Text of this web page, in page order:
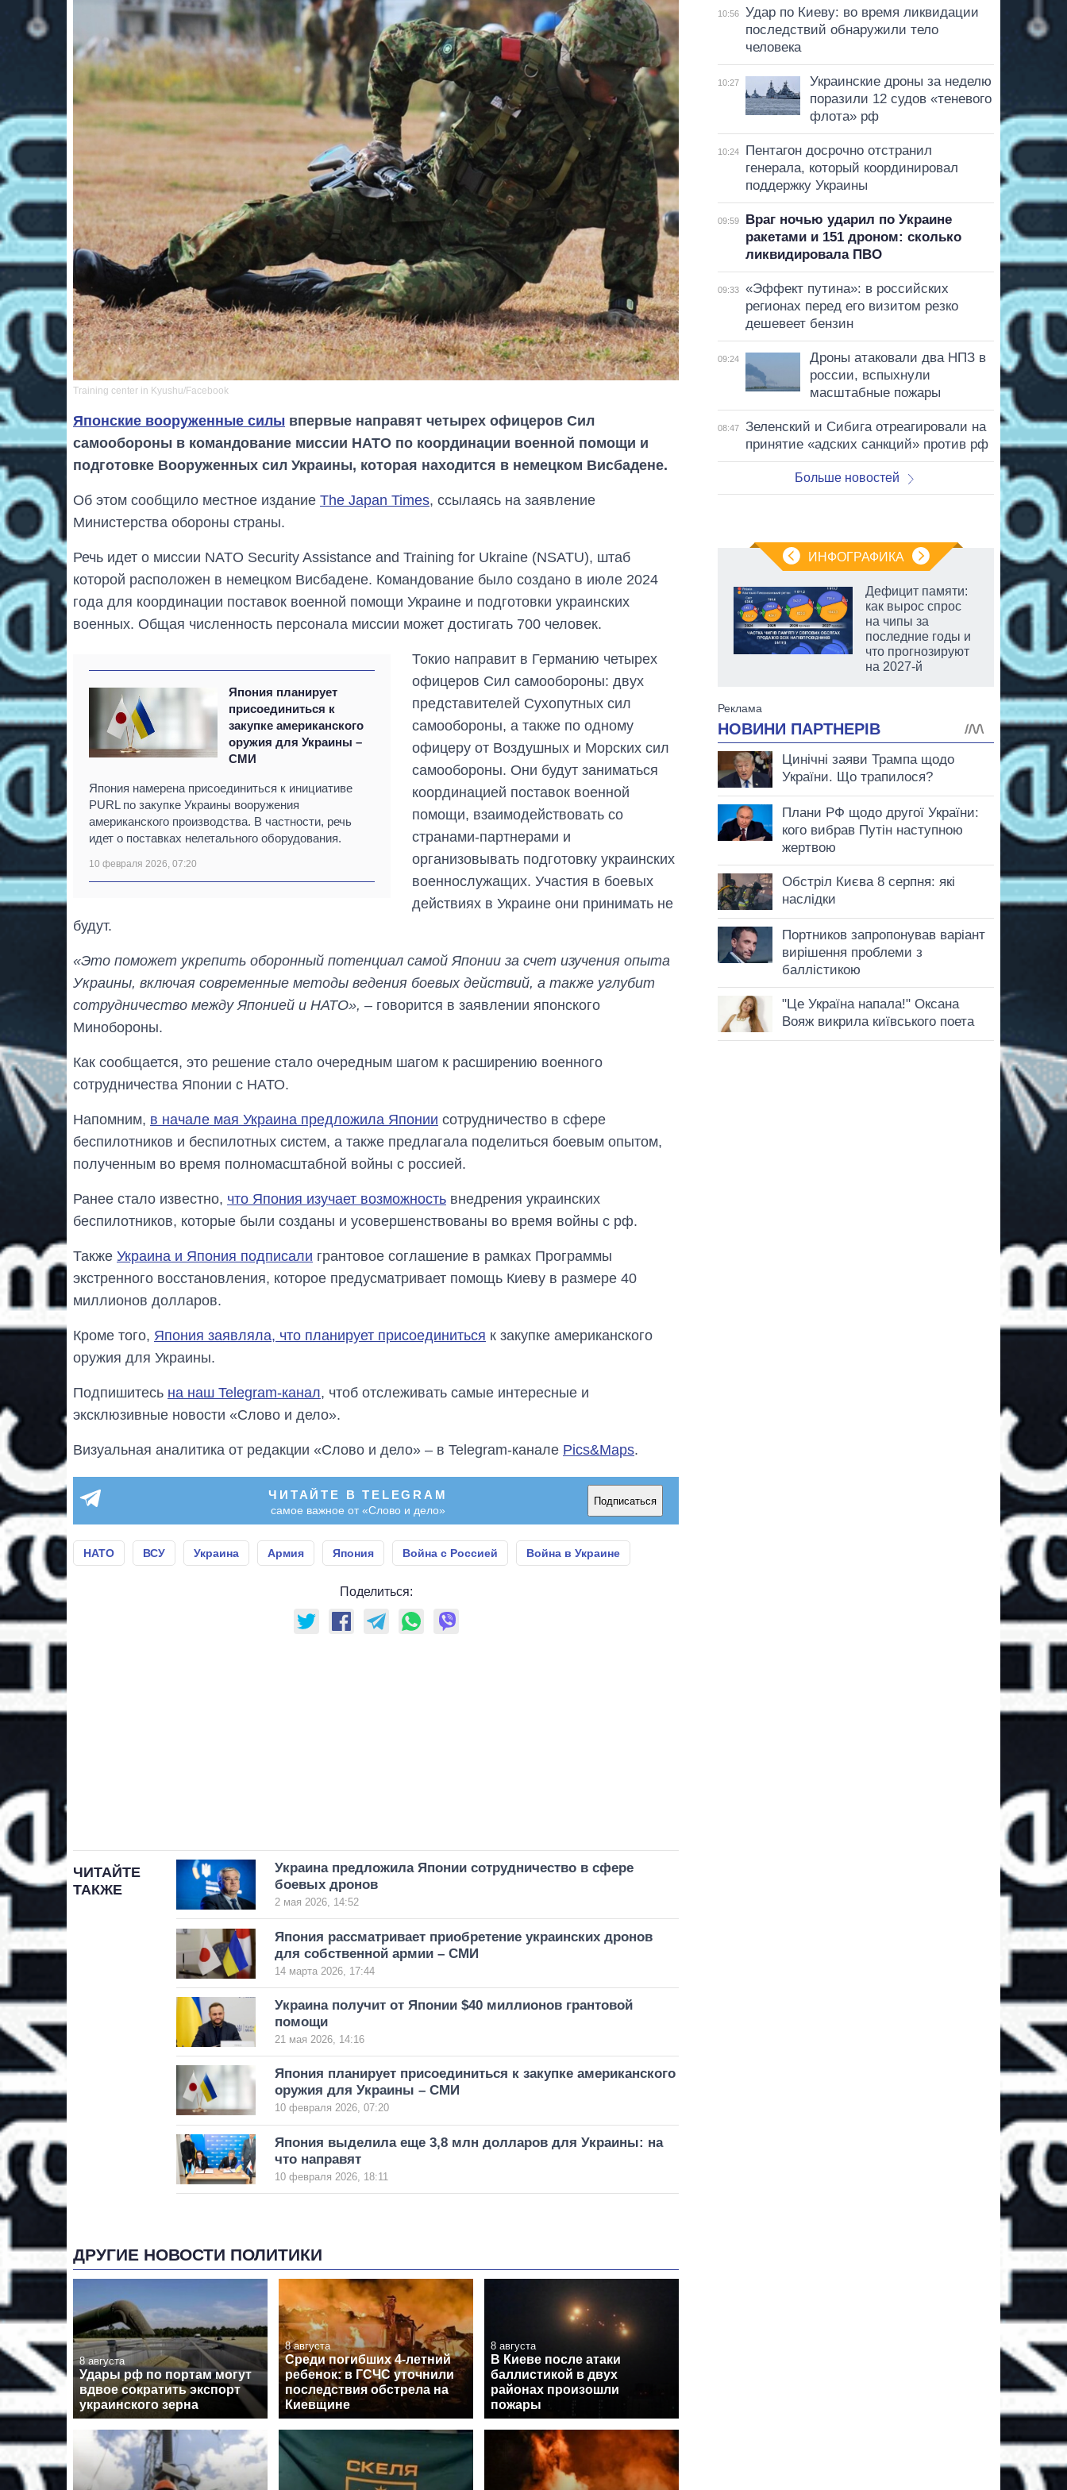
Training center in Kyushu/Facebook
Японские вооруженные силы впервые направят четырех офицеров Сил
самообороны в командование миссии НАТО по координации военной помощи и
подготовке Вооруженных сил Украины, которая находится в немецком Висбадене.
Об этом сообщило местное издание The Japan Times, ссылаясь на заявление
Министерства обороны страны.
Речь идет о миссии NATO Security Assistance and Training for Ukraine (NSATU), штаб
которой расположен в немецком Висбадене. Командование было создано в июле 2024
года для координации поставок военной помощи Украине и подготовки украинских
военных. Общая численность персонала миссии может достигать 700 человек.
Япония планирует
присоединиться к
закупке американского
оружия для Украины –
СМИ
Япония намерена присоединиться к инициативе
PURL по закупке Украины вооружения
американского производства. В частности, речь
идет о поставках нелетального оборудования.
10 февраля 2026, 07:20
Токио направит в Германию четырех
офицеров Сил самообороны: двух
представителей Сухопутных сил
самообороны, а также по одному
офицеру от Воздушных и Морских сил
самообороны. Они будут заниматься
координацией поставок военной
помощи, взаимодействовать со
странами-партнерами и
организовывать подготовку украинских
военнослужащих. Участия в боевых
действиях в Украине они принимать не
будут.
«Это поможет укрепить оборонный потенциал самой Японии за счет изучения опыта
Украины, включая современные методы ведения боевых действий, а также углубит
сотрудничество между Японией и НАТО», – говорится в заявлении японского
Минобороны.
Как сообщается, это решение стало очередным шагом к расширению военного
сотрудничества Японии с НАТО.
Напомним, в начале мая Украина предложила Японии сотрудничество в сфере
беспилотников и беспилотных систем, а также предлагала поделиться боевым опытом,
полученным во время полномасштабной войны с россией.
Ранее стало известно, что Япония изучает возможность внедрения украинских
беспилотников, которые были созданы и усовершенствованы во время войны с рф.
Также Украина и Япония подписали грантовое соглашение в рамках Программы
экстренного восстановления, которое предусматривает помощь Киеву в размере 40
миллионов долларов.
Кроме того, Япония заявляла, что планирует присоединиться к закупке американского
оружия для Украины.
Подпишитесь на наш Telegram-канал, чтоб отслеживать самые интересные и
эксклюзивные новости «Слово и дело».
Визуальная аналитика от редакции «Слово и дело» – в Telegram-канале Pics&Maps.
ЧИТАЙТЕ В TELEGRAM
самое важное от «Слово и дело»
Подписаться
НАТО ВСУ Украина Армия Япония Война с Россией Война в Украине
Поделиться:
ЧИТАЙТЕ
ТАКЖЕ
Украина предложила Японии сотрудничество в сфере
боевых дронов
2 мая 2026, 14:52
Япония рассматривает приобретение украинских дронов
для собственной армии – СМИ
14 марта 2026, 17:44
Украина получит от Японии $40 миллионов грантовой
помощи
21 мая 2026, 14:16
Япония планирует присоединиться к закупке американского
оружия для Украины – СМИ
10 февраля 2026, 07:20
Япония выделила еще 3,8 млн долларов для Украины: на
что направят
10 февраля 2026, 18:11
ДРУГИЕ НОВОСТИ ПОЛИТИКИ
8 августа
Удары рф по портам могут
вдвое сократить экспорт
украинского зерна
8 августа
Среди погибших 4-летний
ребенок: в ГСЧС уточнили
последствия обстрела на
Киевщине
8 августа
В Киеве после атаки
баллистикой в двух
районах произошли
пожары
10:56
Удар по Киеву: во время ликвидации
последствий обнаружили тело
человека
10:27
Украинские дроны за неделю
поразили 12 судов «теневого
флота» рф
10:24
Пентагон досрочно отстранил
генерала, который координировал
поддержку Украины
09:59
Враг ночью ударил по Украине
ракетами и 151 дроном: сколько
ликвидировала ПВО
09:33
«Эффект путина»: в российских
регионах перед его визитом резко
дешевеет бензин
09:24
Дроны атаковали два НПЗ в
россии, вспыхнули
масштабные пожары
08:47
Зеленский и Сибига отреагировали на
принятие «адских санкций» против рф
Больше новостей
ИНФОГРАФИКА
бюджет
Министерства
Дефицит памяти:
как вырос спрос
на чипы за
последние годы и
что прогнозируют
на 2027-й